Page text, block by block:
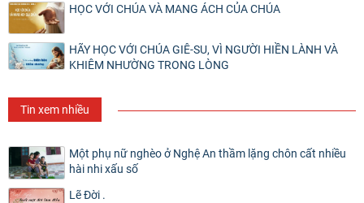
HỌC VỚI CHÚA VÀ MANG ÁCH CỦA CHÚA
HÃY HỌC VỚI CHÚA GIÊ-SU, VÌ NGƯỜI HIỀN LÀNH VÀ
KHIÊM NHƯỜNG TRONG LÒNG
Tin xem nhiều
Một phụ nữ nghèo ở Nghệ An thầm lặng chôn cất nhiều
hài nhi xấu số
Lẽ Đời .